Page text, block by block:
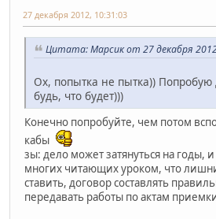
27 декабря 2012, 10:31:03
Цитата: Марсик от 27 декабря
Ох, попытка не пытка)) Попробую
будь, что будет)))
Конечно попробуйте, чем потом
кабы
зы: дело может затянуться на годы, и
многих читающих уроком, что
ставить, договор составлять
передавать работы по актам